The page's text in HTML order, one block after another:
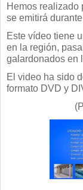
Hemos realizado
se emitirá
Este vídeo tiene
en la región,
galardonados en
El video ha sido
formato DVD y